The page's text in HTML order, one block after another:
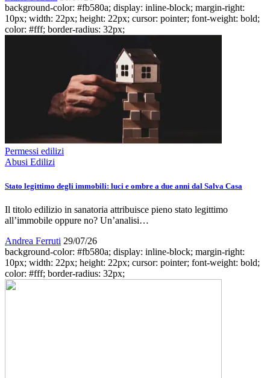
background-color: #fb580a; display: inline-block; margin-right:
10px; width: 22px; height: 22px; cursor: pointer; font-weight: bold;
color: #fff; border-radius: 32px;
Permessi edilizi
Abusi Edilizi
Stato legittimo degli immobili: luci e ombre a due anni dal Salva Casa
Il titolo edilizio in sanatoria attribuisce pieno stato legittimo
all’immobile oppure no? Un’analisi…
Andrea Ferruti 29/07/26
background-color: #fb580a; display: inline-block; margin-right:
10px; width: 22px; height: 22px; cursor: pointer; font-weight: bold;
color: #fff; border-radius: 32px;